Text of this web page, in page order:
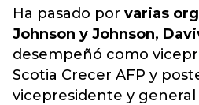
Ha pasado por varias
Johnson y Johnson,
desempeñó como
Scotia Crecer AFP y
vicepresidente y